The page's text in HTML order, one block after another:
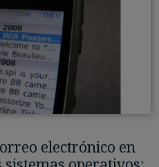
electrónico en